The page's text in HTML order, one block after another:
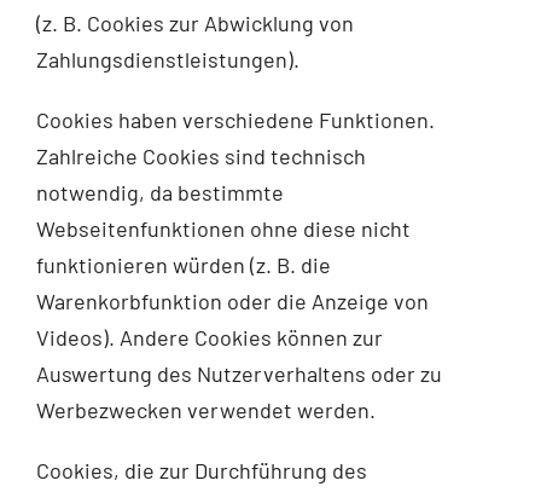
(z. B. Cookies zur Abwicklung von
Zahlungsdienstleistungen).
Cookies haben verschiedene Funktionen.
Zahlreiche Cookies sind technisch
notwendig, da bestimmte
Webseitenfunktionen ohne diese nicht
funktionieren würden (z. B. die
Warenkorbfunktion oder die Anzeige von
Videos). Andere Cookies können zur
Auswertung des Nutzerverhaltens oder zu
Werbezwecken verwendet werden.
Cookies, die zur Durchführung des